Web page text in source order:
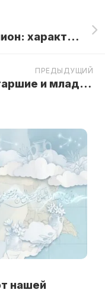
Гороскоп женщины Скорпион: характеристика, карьера, внешность и любовь
ПРЕДЫДУЩИЙ
Масти в картах Таро. Старшие и младшие арканы
нашей